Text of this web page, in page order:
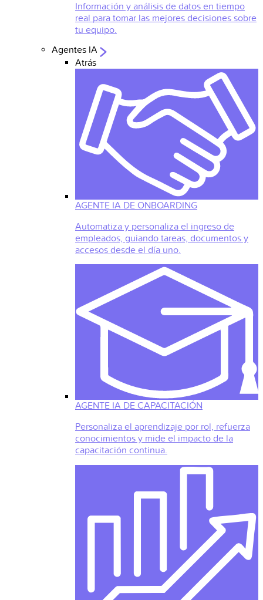
Información y análisis de datos en tiempo
real para tomar las mejores decisiones sobre
tu equipo.
Agentes IA
Atrás
AGENTE IA DE ONBOARDING
Automatiza y personaliza el ingreso de
empleados, guiando tareas, documentos y
accesos desde el día uno.
AGENTE IA DE CAPACITACIÓN
Personaliza el aprendizaje por rol, refuerza
conocimientos y mide el impacto de la
capacitación continua.